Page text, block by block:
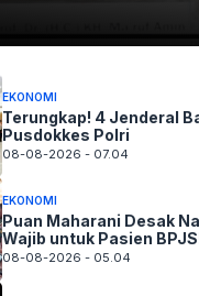
EKONOMI
Terungkap! 4 Jenderal
Pusdokkes Polri
08-08-2026 - 07.04
EKONOMI
Puan Maharani Desak
Wajib untuk Pasien
08-08-2026 - 05.04